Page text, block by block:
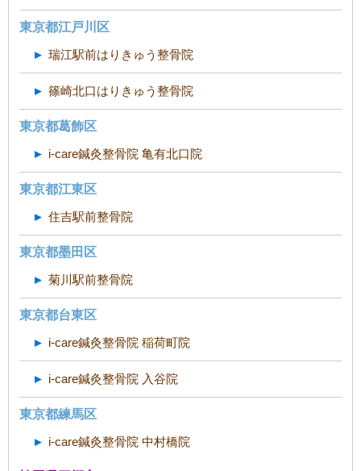
東京都江戸川区
瑞江駅前はりきゅう整骨院
篠崎北口はりきゅう整骨院
東京都葛飾区
i-care鍼灸整骨院 亀有北口院
東京都江東区
住吉駅前整骨院
東京都墨田区
菊川駅前整骨院
東京都台東区
i-care鍼灸整骨院 稲荷町院
i-care鍼灸整骨院 入谷院
東京都練馬区
i-care鍼灸整骨院 中村橋院